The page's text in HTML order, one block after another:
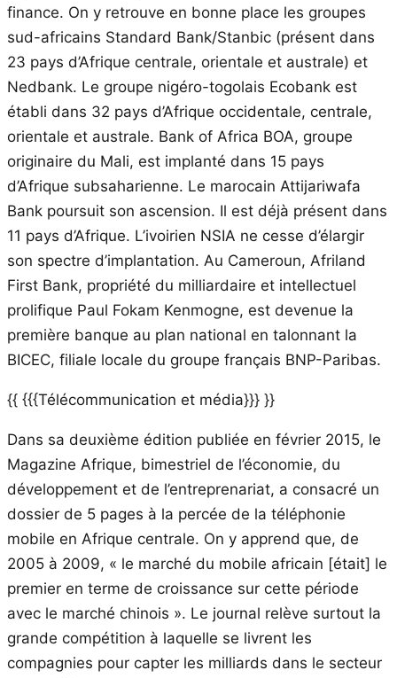
finance. On y retrouve en bonne place les groupes
sud-africains Standard Bank/Stanbic (présent dans
23 pays d’Afrique centrale, orientale et australe) et
Nedbank. Le groupe nigéro-togolais Ecobank est
établi dans 32 pays d’Afrique occidentale, centrale,
orientale et australe. Bank of Africa BOA, groupe
originaire du Mali, est implanté dans 15 pays
d’Afrique subsaharienne. Le marocain Attijariwafa
Bank poursuit son ascension. Il est déjà présent dans
11 pays d’Afrique. L’ivoirien NSIA ne cesse d’élargir
son spectre d’implantation. Au Cameroun, Afriland
First Bank, propriété du milliardaire et intellectuel
prolifique Paul Fokam Kenmogne, est devenue la
première banque au plan national en talonnant la
BICEC, filiale locale du groupe français BNP-Paribas.
{{ {{{Télécommunication et média}}} }}
Dans sa deuxième édition publiée en février 2015, le
Magazine Afrique, bimestriel de l’économie, du
développement et de l’entreprenariat, a consacré un
dossier de 5 pages à la percée de la téléphonie
mobile en Afrique centrale. On y apprend que, de
2005 à 2009, « le marché du mobile africain [était] le
premier en terme de croissance sur cette période
avec le marché chinois ». Le journal relève surtout la
grande compétition à laquelle se livrent les
compagnies pour capter les milliards dans le secteur